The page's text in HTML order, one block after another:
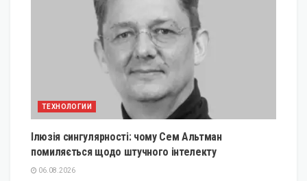
ТЕХНОЛОГИИ
Ілюзія сингулярності: чому Сем Альтман
помиляється щодо штучного інтелекту
06.08.2026